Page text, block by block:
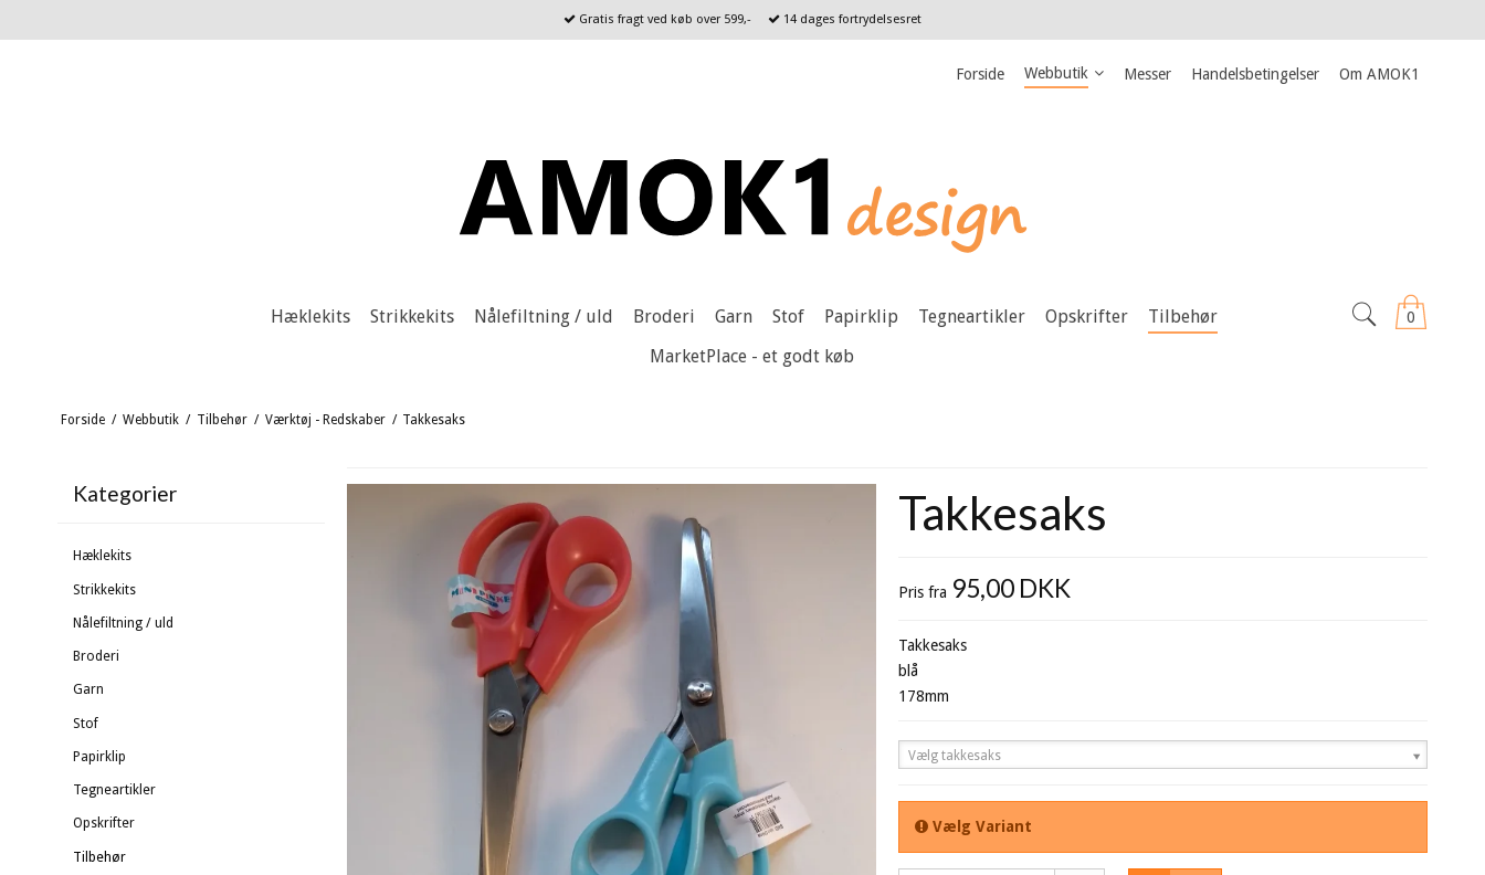
Gratis fragt ved køb over 599,- 14 dages fortrydelsesret
Forside Webbutik Messer Handelsbetingelser Om AMOK1
0
Hæklekits Strikkekits Nålefiltning / uld Broderi Garn Stof Papirklip Tegneartikler Opskrifter
Tilbehør
MarketPlace - et godt køb
Forside / Webbutik / Tilbehør / Værktøj - Redskaber / Takkesaks
Kategorier
Hæklekits
Strikkekits
Nålefiltning / uld
Broderi
Garn
Stof
Papirklip
Tegneartikler
Opskrifter
Tilbehør
Takkesaks
Pris fra 95,00 DKK
Takkesaks
blå
178mm
Vælg takkesaks
Vælg Variant